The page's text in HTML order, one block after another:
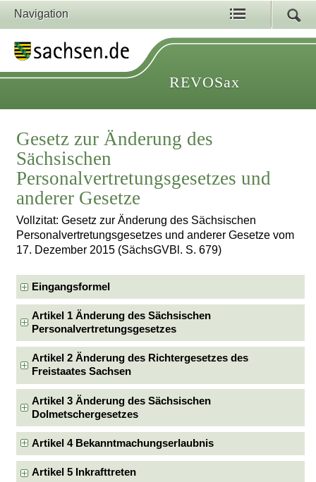
Navigation
REVOSax
Gesetz zur Änderung des
Sächsischen
Personalvertretungsgesetzes und
anderer Gesetze
Vollzitat: Gesetz zur Änderung des Sächsischen
Personalvertretungsgesetzes und anderer Gesetze vom
17. Dezember 2015 (SächsGVBl. S. 679)
Eingangsformel
Artikel 1 Änderung des Sächsischen
Personalvertretungsgesetzes
Artikel 2 Änderung des Richtergesetzes des
Freistaates Sachsen
Artikel 3 Änderung des Sächsischen
Dolmetschergesetzes
Artikel 4 Bekanntmachungserlaubnis
Artikel 5 Inkrafttreten